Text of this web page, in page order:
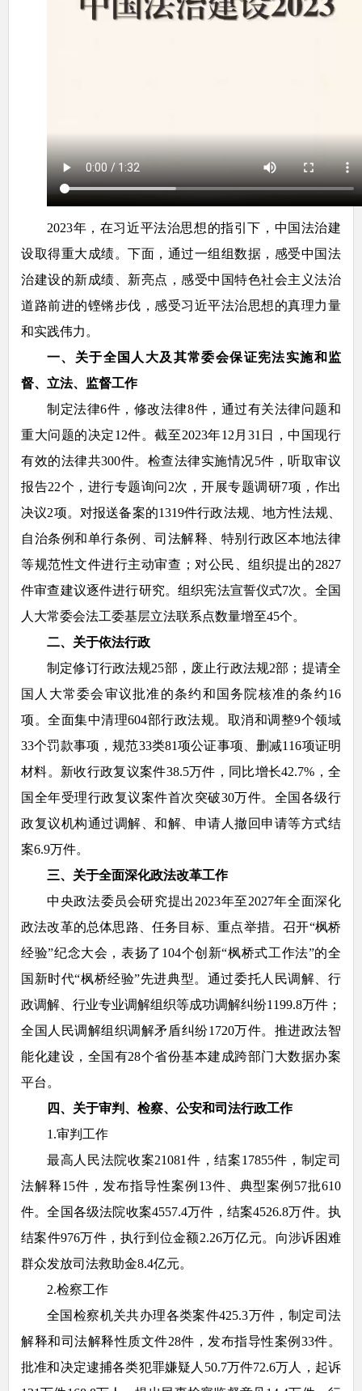
2023年，在习近平法治思想的指引下，中国法治建
设取得重大成绩。下面，通过一组组数据，感受中国法
治建设的新成绩、新亮点，感受中国特色社会主义法治
道路前进的铿锵步伐，感受习近平法治思想的真理力量
和实践伟力。
一、关于全国人大及其常委会保证宪法实施和监
督、立法、监督工作
制定法律6件，修改法律8件，通过有关法律问题和
重大问题的决定12件。截至2023年12月31日，中国现行
有效的法律共300件。检查法律实施情况5件，听取审议
报告22个，进行专题询问2次，开展专题调研7项，作出
决议2项。对报送备案的1319件行政法规、地方性法规、
自治条例和单行条例、司法解释、特别行政区本地法律
等规范性文件进行主动审查；对公民、组织提出的2827
件审查建议逐件进行研究。组织宪法宣誓仪式7次。全国
人大常委会法工委基层立法联系点数量增至45个。
二、关于依法行政
制定修订行政法规25部，废止行政法规2部；提请全
国人大常委会审议批准的条约和国务院核准的条约16
项。全面集中清理604部行政法规。取消和调整9个领域
33个罚款事项，规范33类81项公证事项、删减116项证明
材料。新收行政复议案件38.5万件，同比增长42.7%，全
国全年受理行政复议案件首次突破30万件。全国各级行
政复议机构通过调解、和解、申请人撤回申请等方式结
案6.9万件。
三、关于全面深化政法改革工作
中央政法委员会研究提出2023年至2027年全面深化
政法改革的总体思路、任务目标、重点举措。召开“枫桥
经验”纪念大会，表扬了104个创新“枫桥式工作法”的全
国新时代“枫桥经验”先进典型。通过委托人民调解、行
政调解、行业专业调解组织等成功调解纠纷1199.8万件；
全国人民调解组织调解矛盾纠纷1720万件。推进政法智
能化建设，全国有28个省份基本建成跨部门大数据办案
平台。
四、关于审判、检察、公安和司法行政工作
1.审判工作
最高人民法院收案21081件，结案17855件，制定司
法解释15件，发布指导性案例13件、典型案例57批610
件。全国各级法院收案4557.4万件，结案4526.8万件。执
结案件976万件，执行到位金额2.26万亿元。向涉诉困难
群众发放司法救助金8.4亿元。
2.检察工作
全国检察机关共办理各类案件425.3万件，制定司法
解释和司法解释性质文件28件，发布指导性案例33件。
批准和决定逮捕各类犯罪嫌疑人50.7万件72.6万人，起诉